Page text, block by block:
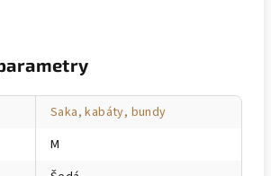
Saka, kabáty, bundy
M